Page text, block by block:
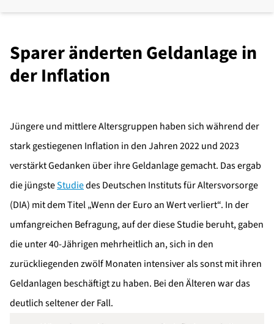
Sparer änderten Geldanlage in
der Inflation
Jüngere und mittlere Altersgruppen haben sich während der
stark gestiegenen Inflation in den Jahren 2022 und 2023
verstärkt Gedanken über ihre Geldanlage gemacht. Das ergab
die jüngsteStudiedes Deutschen Instituts für Altersvorsorge
(DIA) mit dem Titel „Wenn der Euro an Wert verliert“. In der
umfangreichen Befragung, auf der diese Studie beruht, gaben
die unter 40-Jährigen mehrheitlich an, sich in den
zurückliegenden zwölf Monaten intensiver als sonst mit ihren
Geldanlagen beschäftigt zu haben. Bei den Älteren war das
deutlich seltener der Fall.